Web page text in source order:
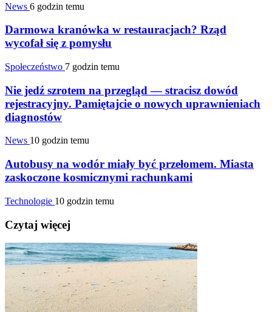
News 6 godzin temu
Darmowa kranówka w restauracjach? Rząd
wycofał się z pomysłu
Społeczeństwo 7 godzin temu
Nie jedź szrotem na przegląd — stracisz dowód
rejestracyjny. Pamiętajcie o nowych uprawnieniach
diagnostów
News 10 godzin temu
Autobusy na wodór miały być przełomem. Miasta
zaskoczone kosmicznymi rachunkami
Technologie 10 godzin temu
Czytaj więcej